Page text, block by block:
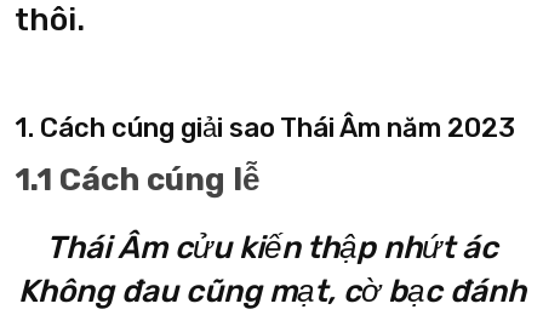
thôi.
1. Cách cúng giải sao Thái Âm năm 2023
1.1 Cách cúng lễ
Thái Âm cửu kiến thập nhứt ác
Không đau cũng mạt, cờ bạc đánh